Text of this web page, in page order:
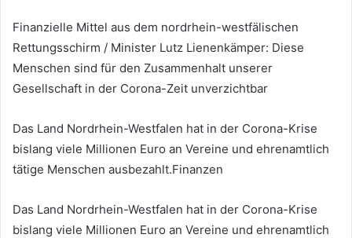
Finanzielle Mittel aus dem nordrhein-westfälischen
Rettungsschirm / Minister Lutz Lienenkämper: Diese
Menschen sind für den Zusammenhalt unserer
Gesellschaft in der Corona-Zeit unverzichtbar
Das Land Nordrhein-Westfalen hat in der Corona-Krise
bislang viele Millionen Euro an Vereine und ehrenamtlich
tätige Menschen ausbezahlt.Finanzen
Das Land Nordrhein-Westfalen hat in der Corona-Krise
bislang viele Millionen Euro an Vereine und ehrenamtlich